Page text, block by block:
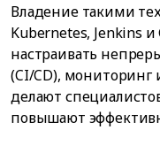
Владение такими
Kubernetes, Jenkins
настраивать
(CI/CD), мониторинг
делают
повышают